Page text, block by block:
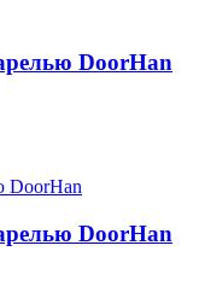
DoorHan
DoorHan